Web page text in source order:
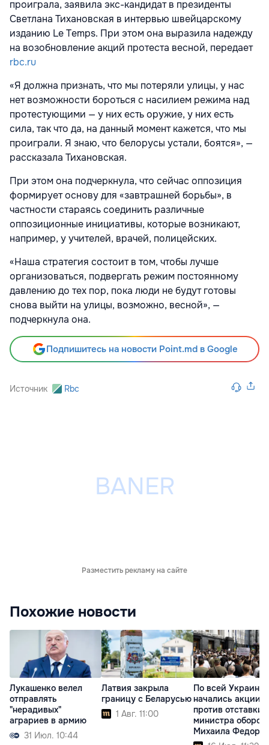
проиграла, заявила экс-кандидат в президенты
Светлана Тихановская в интервью швейцарскому
изданию Le Temps. При этом она выразила надежду
на возобновление акций протеста весной, передает
rbc.ru
«Я должна признать, что мы потеряли улицы, у нас
нет возможности бороться с насилием режима над
протестующими — у них есть оружие, у них есть
сила, так что да, на данный момент кажется, что мы
проиграли. Я знаю, что белорусы устали, боятся», —
рассказала Тихановская.
При этом она подчеркнула, что сейчас оппозиция
формирует основу для «завтрашней борьбы», в
частности стараясь соединить различные
оппозиционные инициативы, которые возникают,
например, у учителей, врачей, полицейских.
«Наша стратегия состоит в том, чтобы лучше
организоваться, подвергать режим постоянному
давлению до тех пор, пока люди не будут готовы
снова выйти на улицы, возможно, весной», —
подчеркнула она.
Подпишитесь на новости Point.md в Google
Источник Rbc
Разместить рекламу на сайте
Похожие новости
Лукашенко велел
отправлять
"нерадивых"
аграриев в армию
31 Июл. 10:44
Латвия закрыла
границу с Беларусью
1 Авг. 11:00
По всей Украине
начались акции
против отставки
министра
Михаила